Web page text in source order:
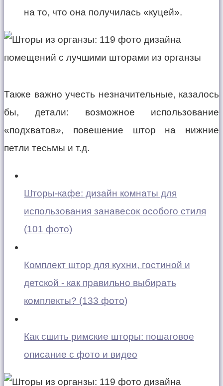
на то, что она получилась «куцей».
Также важно учесть незначительные, казалось
бы, детали: возможное использование
«подхватов», повешение штор на нижние
петли тесьмы и т.д.
Шторы-кафе: дизайн комнаты для
использования занавесок особого стиля
(101 фото)
Комплект штор для кухни, гостиной и
детской - как правильно выбирать
комплекты? (133 фото)
Как сшить римские шторы: пошаговое
описание с фото и видео